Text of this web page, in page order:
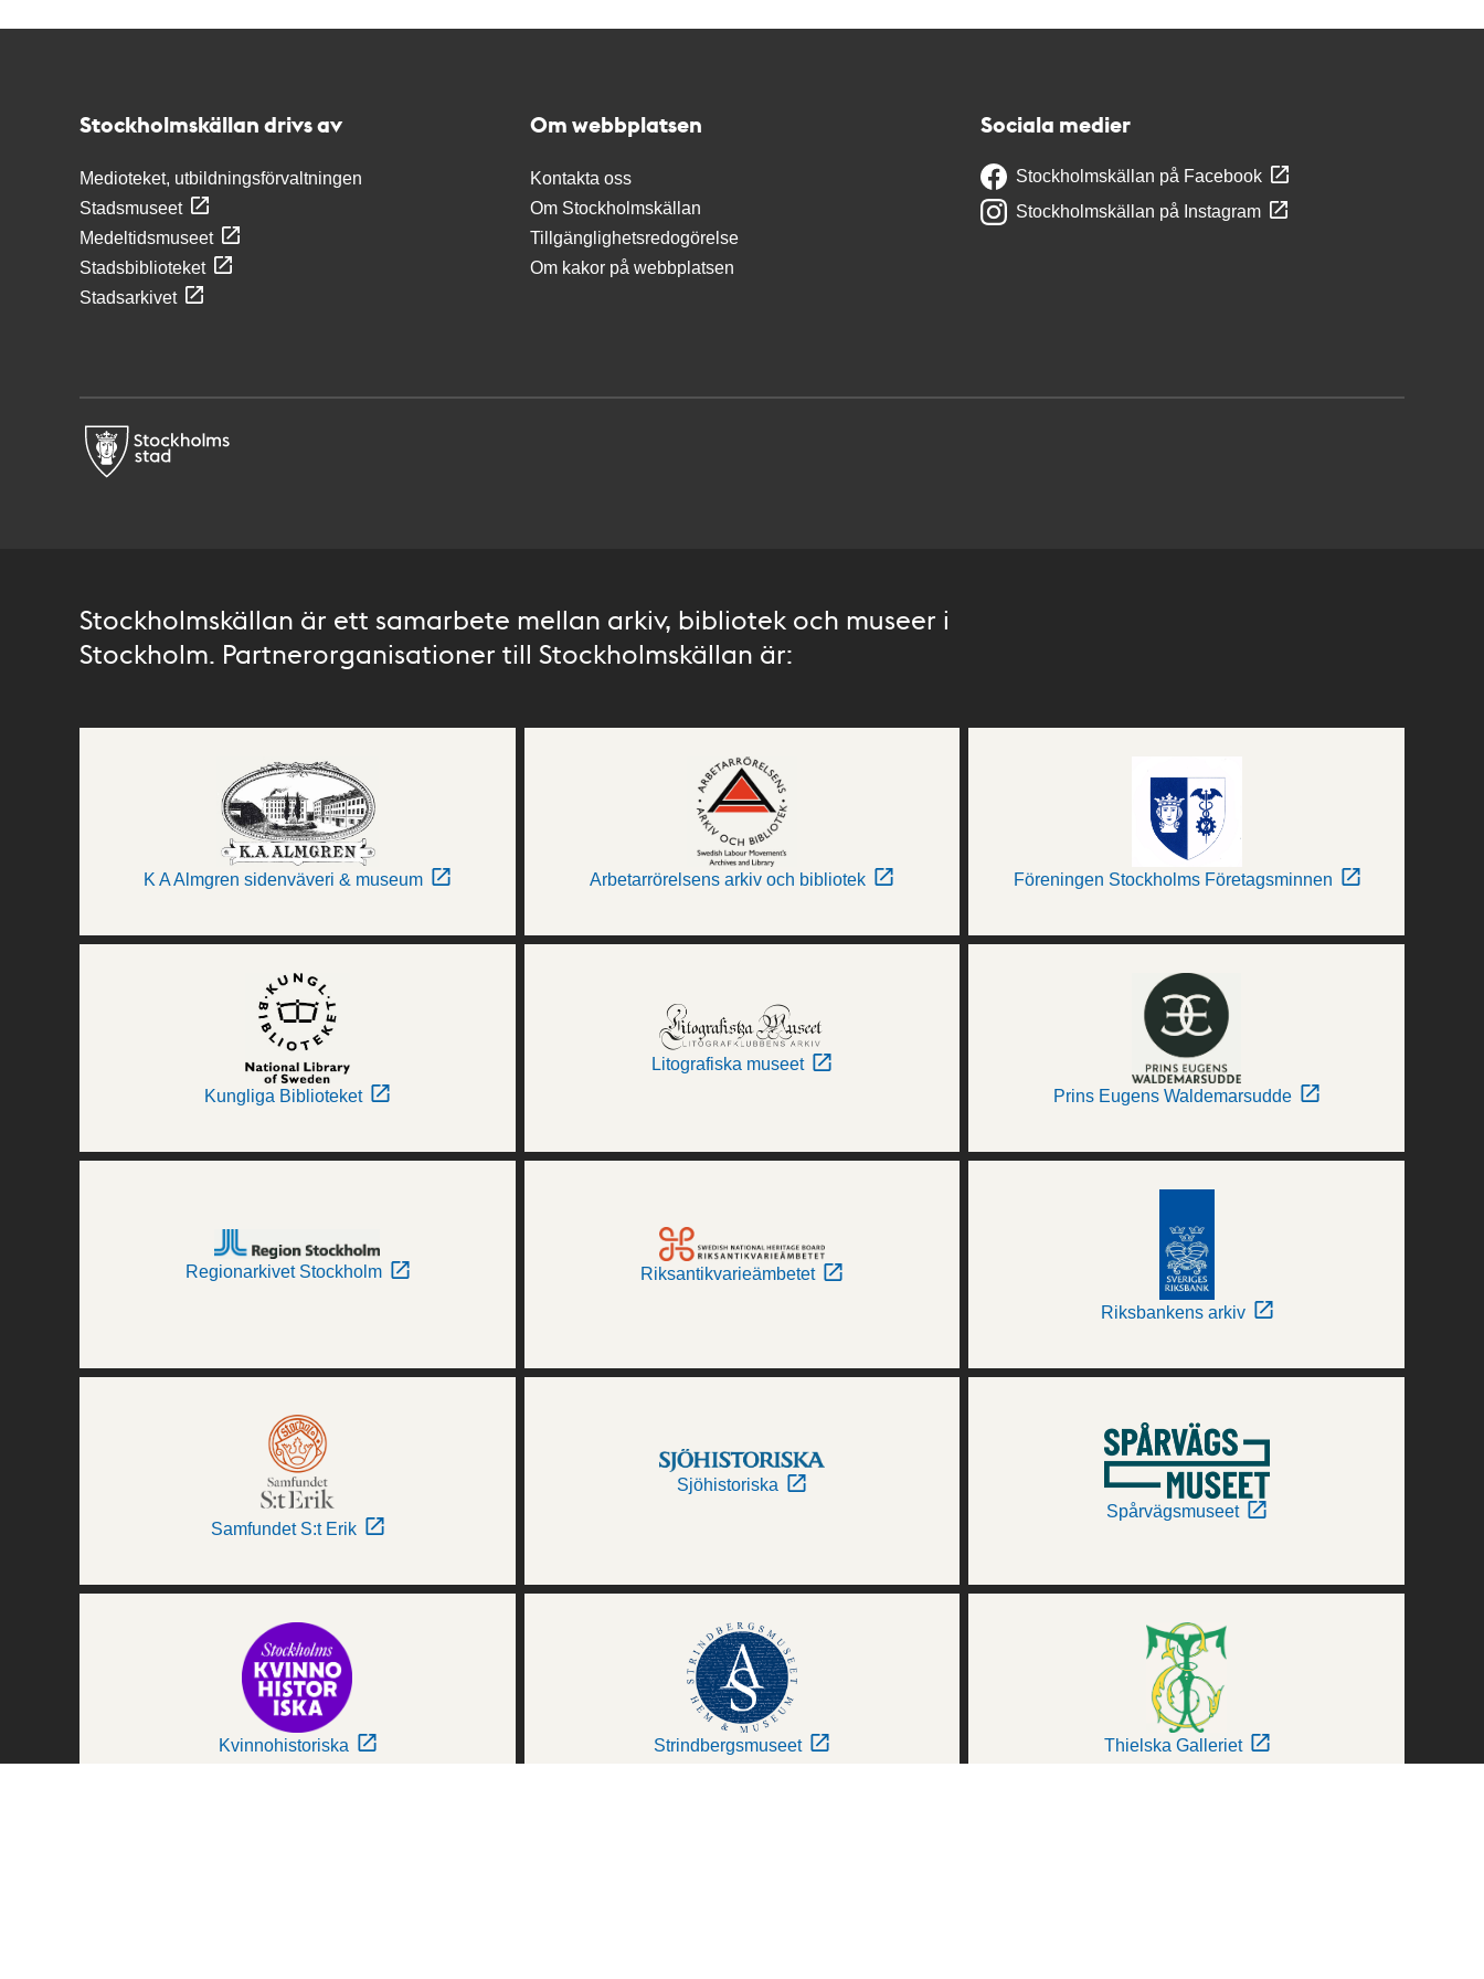
Stockholmskällan drivs av
Medioteket, utbildningsförvaltningen
Stadsmuseet
Medeltidsmuseet
Stadsbiblioteket
Stadsarkivet
Om webbplatsen
Kontakta oss
Om Stockholmskällan
Tillgänglighetsredogörelse
Om kakor på webbplatsen
Sociala medier
Stockholmskällan på Facebook
Stockholmskällan på Instagram
Stockholmskällan är ett samarbete mellan arkiv, bibliotek och museer i
Stockholm. Partnerorganisationer till Stockholmskällan är:
K A Almgren sidenväveri & museum Arbetarrörelsens arkiv och bibliotek Föreningen Stockholms Företagsminnen
Kungliga Biblioteket
Litografiska museet
Prins Eugens Waldemarsudde
Regionarkivet Stockholm Riksantikvarieämbetet
Riksbankens arkiv
Samfundet S:t Erik
Sjöhistoriska
Spårvägsmuseet
Kvinnohistoriska Strindbergsmuseet Thielska Galleriet